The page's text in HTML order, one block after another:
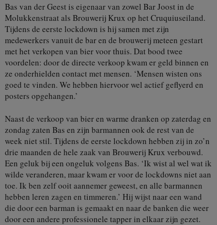
Bas van der Geest is eigenaar van zowel Bar Joost in de
Molukkenstraat als Brouwerij Krux op het Cruquiuseiland.
Tijdens de eerste lockdown is hij samen met zijn
medewerkers vanuit de bar en de brouwerij meteen gestart
met het verkopen van bier voor thuis. Dat bood twee
voordelen: door de directe verkoop kwam er geld binnen en
ze onderhielden contact met mensen. ‘Mensen wisten ons
goed te vinden. We hebben hiervoor wel actief geflyerd en
posters opgehangen.’
Naast de verkoop van bier en warme dranken op zaterdag en
zondag zaten Bas en zijn barmannen ook de rest van de
week niet stil. Tijdens de eerste lockdown hebben zij in zo’n
drie maanden de hele zaak van Brouwerij Krux verbouwd.
Een geluk bij een ongeluk volgens Bas. ‘Ik wist al wel wat ik
wilde veranderen, maar kwam er voor de lockdowns niet aan
toe. Ik ben zelf ooit aannemer geweest, en alle barmannen
hebben leren zagen en timmeren.’ Hij wijst naar een wand
die door een barman is gemaakt en naar de banken die weer
door een andere professionele tapper in elkaar zijn gezet.